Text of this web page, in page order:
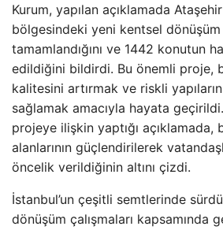
Kurum, yapılan açıklamada
bölgesindeki yeni kentsel
tamamlandığını ve 1442 konutun
edildiğini bildirdi. Bu önemli proje,
kalitesini artırmak ve riskli
sağlamak amacıyla hayata
projeye ilişkin yaptığı açıklamada,
alanlarının güçlendirilerek
öncelik verildiğinin altını çizdi.
İstanbul’un çeşitli semtlerinde
dönüşüm çalışmaları kapsamında